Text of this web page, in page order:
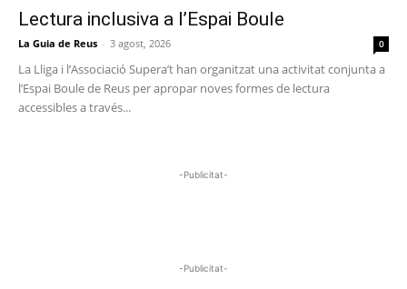
Lectura inclusiva a l’Espai Boule
La Guia de Reus - 3 agost, 2026 0
La Lliga i l’Associació Supera’t han organitzat una activitat conjunta a
l’Espai Boule de Reus per apropar noves formes de lectura
accessibles a través...
-Publicitat-
-Publicitat-